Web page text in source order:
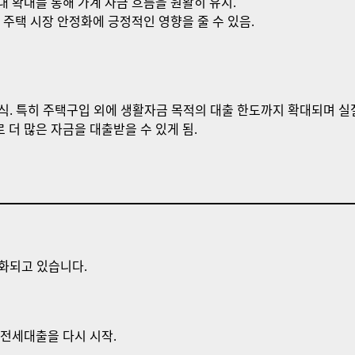
택 시장 안정화에 긍정적인 영향을 줄 수 있음.
특히 주택구입 외에 생활자금 목적의 대출 한도까지 확대되며
더 많은 자금을 대출받을 수 있게 됨.
되고 있습니다.
세대출을 다시 시작.